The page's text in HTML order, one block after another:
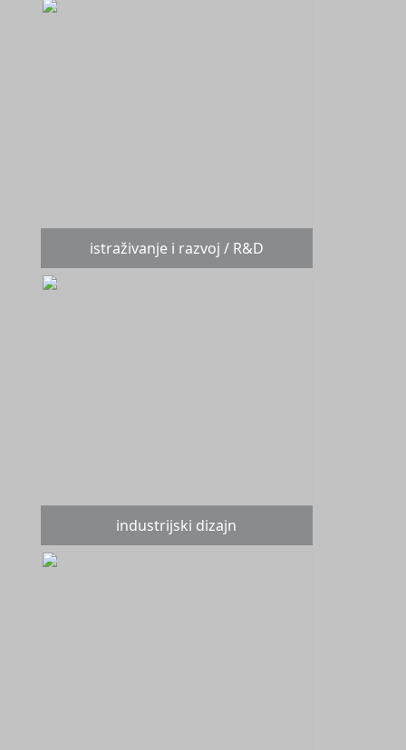
istraživanje i razvoj / R&D
industrijski dizajn